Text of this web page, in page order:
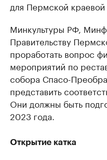
для Пермской
Минкультуры РФ,
Правительству
проработать вопрос
мероприятий по
собора Спасо-
представить
Они должны быть
2023 года.
Открытие катка